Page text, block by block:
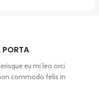
PORTA
eu mi leo orci
commodo felis in